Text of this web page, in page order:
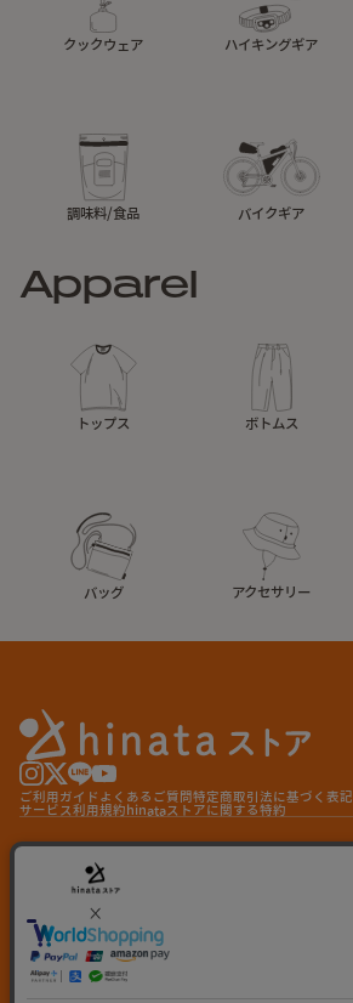
クックウェア ハイキングギア
調味料/食品 バイクギア
Apparel
トップス ボトムス
バッグ アクセサリー
ご利用ガイド よくあるご質問特定商取引法に基づく表記
サービス利用規約hinataストアに関する特約